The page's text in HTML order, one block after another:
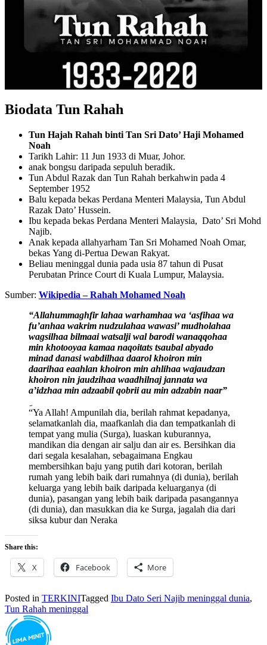
Biodata Tun Rahah
Tun Hajah Rahah binti Tan Sri Dato’ Haji Mohamed
Noah
Tarikh Lahir: 11 Jun 1933 di Muar, Johor.
anak bongsu daripada sepuluh beradik.
Tun Abdul Razak dan Tun Rahah berkahwin pada 4
September 1952
Balu kepada bekas Perdana Menteri Malaysia, Tun Abdul
Razak Dato’ Hussein.
Ibu kepada bekas Perdana Menteri Malaysia, Dato’ Sri Mohd
Najib.
Anak kepada allahyarham Tan Sri Mohamed Noah Omar,
bekas Yang di-Pertua Dewan Rakyat.
Beliau meninggal dunia pada usia 87 tahun di Pusat
Perubatan Prince Court di Kuala Lumpur, Malaysia.
Sumber: Wikipedia – Rahah Mohamed Noah
“Allahummaghfir lahaa warhamhaa wa ‘asfihaa wa
fu’anhaa wakrim nudzulahaa wawasi’ mudholahaa
wagsilhaa bilmaai watsalji wal barodi wanaqqohaa
min khotooyaa kamaa naqoitats tsaubal abyado
minad danasi wabdilhaa daarol khoiron min
daarihaa eaahlan khoiron min ahlihaa wajaudzan
khoiron nin jaudzihaa waadhilnaj jannata wa
a’idzhaa min adzaabil qobrii au min adzabin naar”
“Ya Allah! Ampunilah dia, berilah rahmat kepadanya,
selamatkanlah dia, maafkanlah dia dan tempatkanlah di
tempat yang mulia (Surga), luaskan kuburannya,
mandikan dia dengan air salju dan air es. Bersihkan dia
dari segala kesalahan, sebagaimana Engkau
membersihkan baju yang putih dari kotoran, berilah
rumah yang lebih baik dari rumahnya (di dunia), berilah
keluarga yang lebih baik daripada keluarganya (di
dunia), pasangan yang lebih baik daripada pasangannya
(di dunia), dan masukkan dia ke Surga, jagalah dia dari
siksa kubur dan Neraka
Share this:
X Facebook More
Posted in TERKINITagged Ibu Dato Seri Najib meninggal dunia,
Tun Rahah meninggal